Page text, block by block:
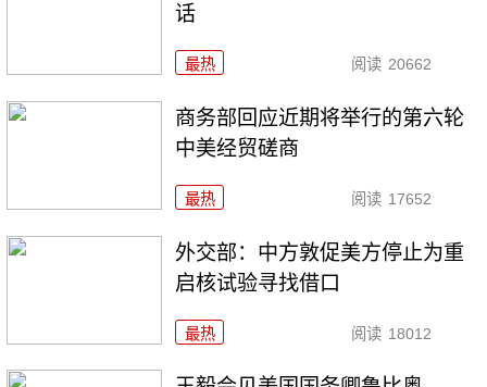
话
最热 阅读 20662
商务部回应近期将举行的第六轮
中美经贸磋商
最热 阅读 17652
外交部：中方敦促美方停止为重
启核试验寻找借口
最热 阅读 18012